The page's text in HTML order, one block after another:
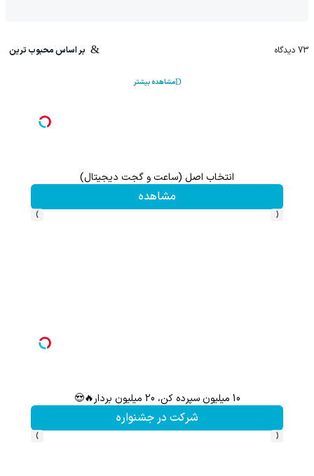
73 دیدگاه بر اساس محبوب ترین
مشاهده بیشتر
انتخاب اصل (ساعت و گجت دیجیتال)
مشاهده
‹
›
10 میلیون سپرده کن، 20 میلیون بردار🔥😍
شرکت در جشنواره
‹
›